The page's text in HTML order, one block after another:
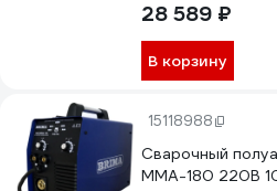
28 589 ₽
В корзину
15118988
Сварочный
ММА-180 220B